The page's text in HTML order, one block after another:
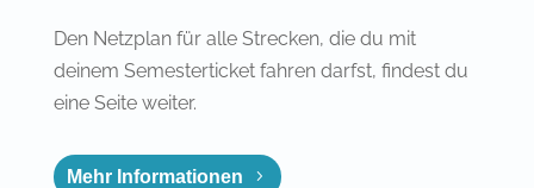
Den Netzplan für alle Strecken, die du mit
deinem Semesterticket fahren darfst, findest du
eine Seite weiter.
Mehr Informationen